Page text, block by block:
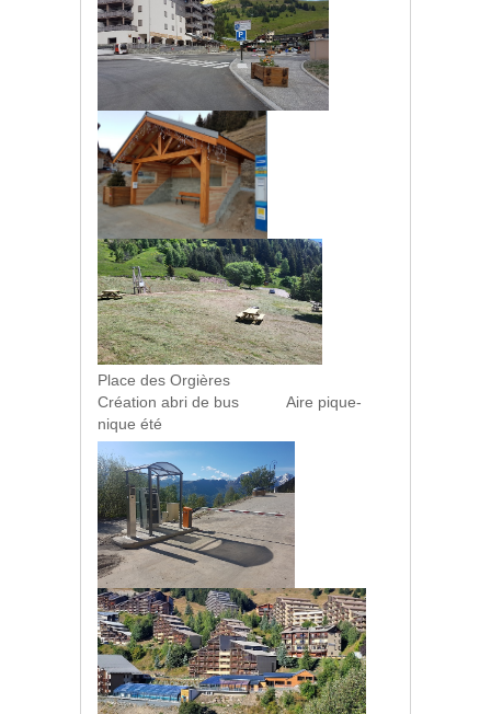
Place des Orgières
Création abri de bus Aire pique-
nique été